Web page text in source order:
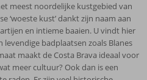
meest noordelijke kustgebied van
‘woeste kust’ dankt zijn naam aan
en intieme baaien. U vindt hier
badplaatsen zoals Blanes
maakt de Costa Brava ideaal voor
meer cultuur? Ook dan is een